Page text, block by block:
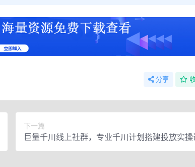
分享
下一篇
巨量千川线上社群，专业千川计划搭建投放实
元